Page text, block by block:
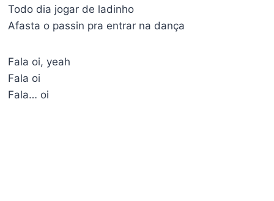
Todo dia jogar de ladinho
Afasta o passin pra entrar na dança
Fala oi, yeah
Fala oi
Fala… oi